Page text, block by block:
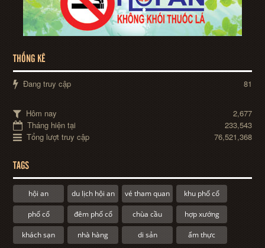
THỐNG KÊ
Đang truy cập 81
Hôm nay
2,677
Tháng hiện tại
233,543
Tổng lượt truy cập
76,521,368
TAGS
hội an du lịch hội an vé tham quan khu phố cổ
phố cổ đêm phố cổ chùa cầu hợp xướng
khách sạn nhà hàng di sản ẩm thực